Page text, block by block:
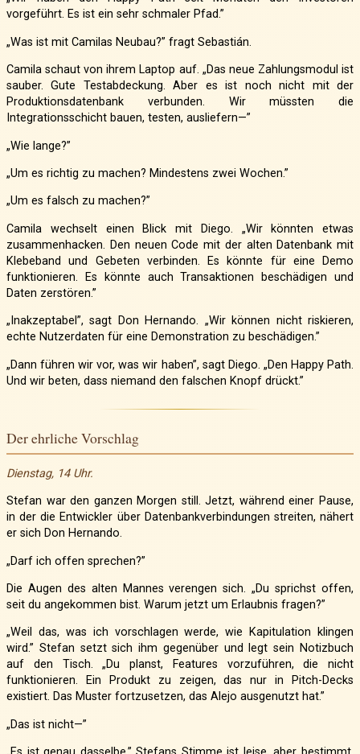
vorgeführt. Es ist ein sehr schmaler Pfad.”
„Was ist mit Camilas Neubau?” fragt Sebastián.
Camila schaut von ihrem Laptop auf. „Das neue Zahlungsmodul ist
sauber. Gute Testabdeckung. Aber es ist noch nicht mit der
Produktionsdatenbank verbunden. Wir müssten die
Integrationsschicht bauen, testen, ausliefern—”
„Wie lange?”
„Um es richtig zu machen? Mindestens zwei Wochen.”
„Um es falsch zu machen?”
Camila wechselt einen Blick mit Diego. „Wir könnten etwas
zusammenhacken. Den neuen Code mit der alten Datenbank mit
Klebeband und Gebeten verbinden. Es könnte für eine Demo
funktionieren. Es könnte auch Transaktionen beschädigen und
Daten zerstören.”
„Inakzeptabel”, sagt Don Hernando. „Wir können nicht riskieren,
echte Nutzerdaten für eine Demonstration zu beschädigen.”
„Dann führen wir vor, was wir haben”, sagt Diego. „Den Happy Path.
Und wir beten, dass niemand den falschen Knopf drückt.”
Der ehrliche Vorschlag
Dienstag, 14 Uhr.
Stefan war den ganzen Morgen still. Jetzt, während einer Pause,
in der die Entwickler über Datenbankverbindungen streiten, nähert
er sich Don Hernando.
„Darf ich offen sprechen?”
Die Augen des alten Mannes verengen sich. „Du sprichst offen,
seit du angekommen bist. Warum jetzt um Erlaubnis fragen?”
„Weil das, was ich vorschlagen werde, wie Kapitulation klingen
wird.” Stefan setzt sich ihm gegenüber und legt sein Notizbuch
auf den Tisch. „Du planst, Features vorzuführen, die nicht
funktionieren. Ein Produkt zu zeigen, das nur in Pitch-Decks
existiert. Das Muster fortzusetzen, das Alejo ausgenutzt hat.”
„Das ist nicht—”